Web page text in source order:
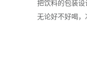
把饮料的包装设
无论好不好喝，